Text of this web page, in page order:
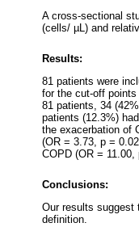
A cross-sectional
(cells/ µL) and
Results:
81 patients were
for the cut-off
81 patients, 34
patients (12.3%)
the exacerbation of
(OR = 3.73, p =
COPD (OR = 11.00,
Conclusions:
Our results suggest
definition.